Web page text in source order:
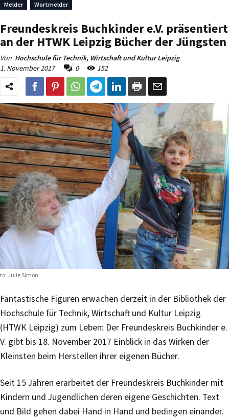
Melder Wortmelder
Freundeskreis Buchkinder e.V. präsentiert
an der HTWK Leipzig Bücher der Jüngsten
Von Hochschule für Technik, Wirtschaft und Kultur Leipzig
1. November 2017
0 152
Julie Simon
Fantastische Figuren erwachen derzeit in der Bibliothek der
Hochschule für Technik, Wirtschaft und Kultur Leipzig
(HTWK Leipzig) zum Leben: Der Freundeskreis Buchkinder e.
V. gibt bis 18. November 2017 Einblick in das Wirken der
Kleinsten beim Herstellen ihrer eigenen Bücher.
Seit 15 Jahren erarbeitet der Freundeskreis Buchkinder mit
Kindern und Jugendlichen deren eigene Geschichten. Text
und Bild gehen dabei Hand in Hand und bedingen einander.